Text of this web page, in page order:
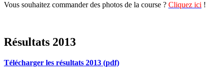
Vous souhaitez commander des photos de la course ? Cliquez ici !
Résultats 2013
Télécharger les résultats 2013 (pdf)